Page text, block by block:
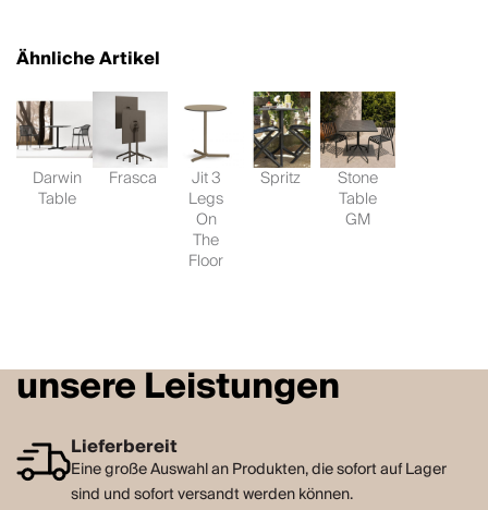
Ähnliche Artikel
Darwin
Table
Frasca Jit 3
Legs
On
The
Floor
Spritz Stone
Table
GM
unsere Leistungen
Lieferbereit
Eine große Auswahl an Produkten, die sofort auf Lager
sind und sofort versandt werden können.